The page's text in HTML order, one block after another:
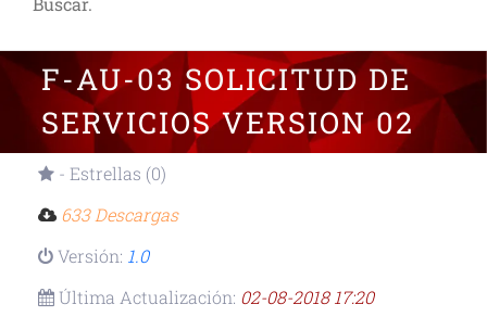
F-AU-03 SOLICITUD DE
SERVICIOS VERSION 02
- Estrellas (0)
633 Descargas
Versión: 1.0
Última Actualización: 02-08-2018 17:20